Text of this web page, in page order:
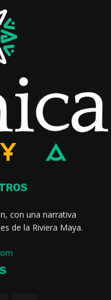
con una narrativa
de la Riviera Maya.